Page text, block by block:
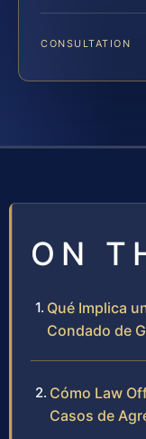
CONSULTATION
ON
Qué Implica
Condado de
Cómo Law
Casos de